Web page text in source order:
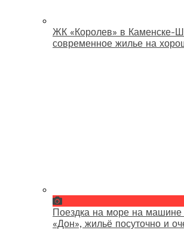
ЖК «Королев» в Каменске-
современное жилье на
Поездка на море на
«Дон», жильё посуточно и